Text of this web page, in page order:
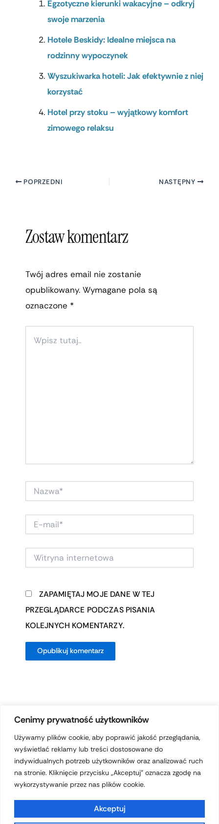
Cenimy prywatność użytkowników
Używamy plików cookie, aby poprawić jakość przeglądania,
wyświetlać reklamy lub treści dostosowane do
indywidualnych potrzeb użytkowników oraz analizować ruch
na stronie. Kliknięcie przycisku „Akceptuj” oznacza zgodę na
wykorzystywanie przez nas plików cookie.
Akceptuj
Egzotyczne kierunki wakacyjne – odkryj
swoje marzenia
Hotele Beskidy: Idealne miejsca na
rodzinny wypoczynek
Wyszukiwarka hoteli: Jak efektywnie z niej
korzystać
Hotel przy stoku – wyjątkowy komfort
zimowego relaksu
POPRZEDNI NASTĘPNY
Zostaw komentarz
Twój adres email nie zostanie
opublikowany. Wymagane pola są
oznaczone *
TUTAJ..
NAZWA*
MAIL*
WITRYNA
INTERNETOWA
ZAPAMIĘTAJ MOJE DANE W TEJ
PRZEGLĄDARCE PODCZAS PISANIA
KOLEJNYCH KOMENTARZY.
Prawa autorskie © 2026 hotelferdynand.pl | Obsługiwane przez
Motyw Astra WordPress